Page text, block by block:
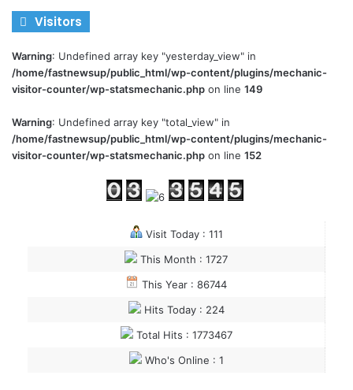
Visitors
Warning: Undefined array key "yesterday_view" in
/home/fastnewsup/public_html/wp-content/plugins/mechanic-
visitor-counter/wp-statsmechanic.php on line 149
Warning: Undefined array key "total_view" in
/home/fastnewsup/public_html/wp-content/plugins/mechanic-
visitor-counter/wp-statsmechanic.php on line 152
Visit Today : 111
This Month : 1727
This Year : 86744
Hits Today : 224
Total Hits : 1773467
Who's Online : 1